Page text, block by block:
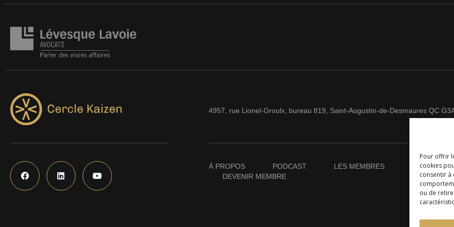
Pour offrir
cookies
consentir à
ou de
4957, rue Lionel-Groulx, bureau 819, Saint-Augustin-de-Desmaures QC
À PROPOS PODCAST LES MEMBRES NOUVELLES
DEVENIR MEMBRE